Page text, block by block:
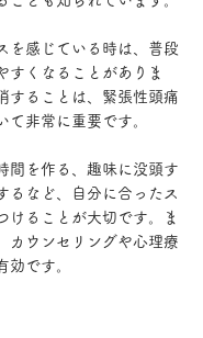
を感じている時は、普段
すくなることがありま
することは、緊張性頭痛
て非常に重要です。
間を作る、趣味に没頭す
るなど、自分に合ったス
けることが大切です。ま
カウンセリングや心理療
効です。